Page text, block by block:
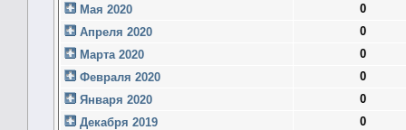
Мая 2020
0
Апреля 2020
0
Марта 2020
0
Февраля 2020
0
Января 2020
0
Декабря 2019
0